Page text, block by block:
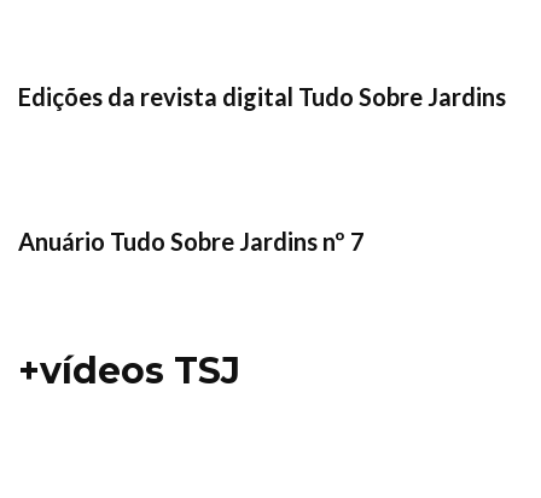
Edições da revista digital Tudo Sobre Jardins
Anuário Tudo Sobre Jardins nº 7
+vídeos TSJ